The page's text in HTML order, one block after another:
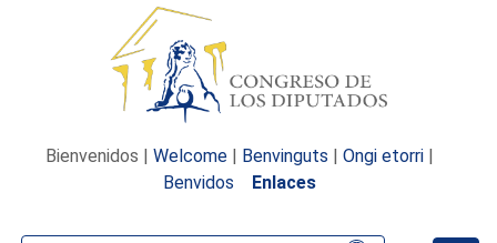
Bienvenidos | Welcome | Benvinguts | Ongi etorri |
Benvidos
Enlaces